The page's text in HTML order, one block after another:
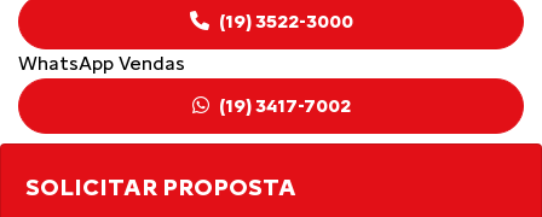
SOLICITAR PROPOSTA
(19) 3522-3000
WhatsApp Vendas
(19) 3417-7002